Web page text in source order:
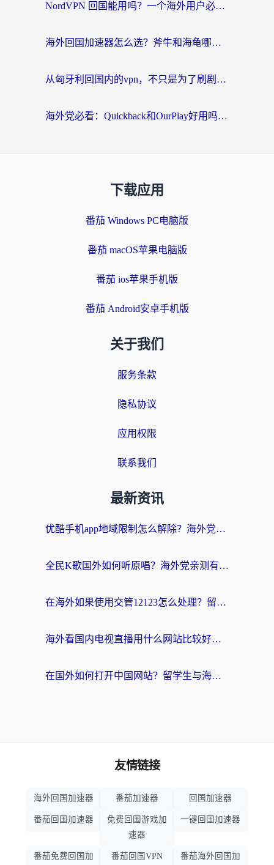
NordVPN 回国能用吗？一个海外用户必须面对的真实困境
海外回国加速器怎么选？斧牛和海龟哪个好？一篇帮你避开坑的实用指南
从匈牙利回国内的vpn，不只是为了刷剧那么简单
海外党必看：Quickback和OurPlay好用吗？3分钟选对回国加速器，无缝刷剧玩游戏
下载应用
番茄 Windows PC电脑版
番茄 macOS苹果电脑版
番茄 ios苹果手机版
番茄 Android安卓手机版
关于我们
服务条款
隐私协议
应用权限
联系我们
最新资讯
优酷手机app地域限制怎么解除？海外党亲测有效的追剧方案
全民K歌国外如何听原唱？海外党亲测有效的回国加速器选择指南
在海外如果使用交管12123怎么处理？留学生亲测有效的回国加速方案
海外看国内电视直播用什么网站比较好？一篇解决你所有追剧难题的实用指南
在国外如何打开中国网站？留学生与海外华人的无缝访问指南
友情链接
海外回国加速器 番茄加速器 回国加速器
番茄回国加速器
免费回国游戏加
速器
一键回国加速器
番茄免费回国加 番茄回国VPN 番茄海外回国加